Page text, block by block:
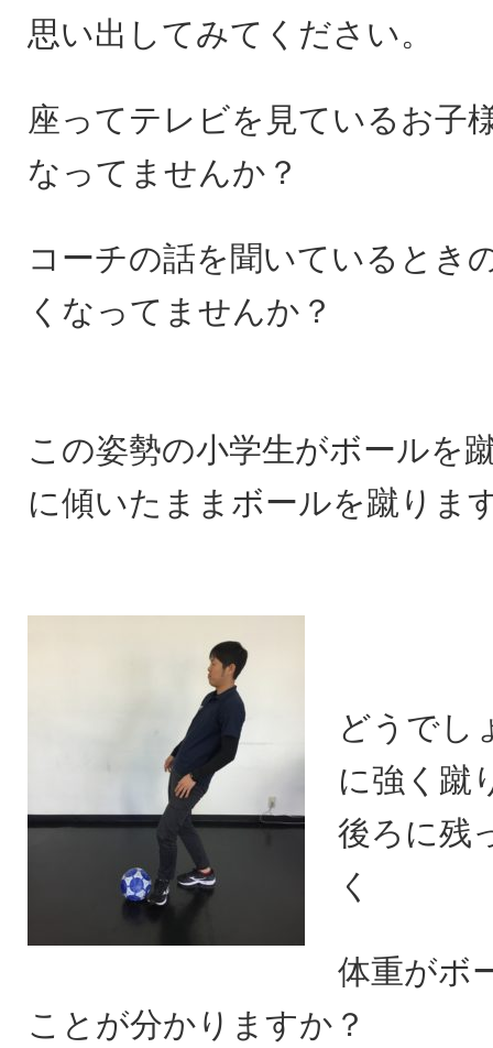
思い出してみてください。
座ってテレビを見ているお子
なってませんか？
コーチの話を聞いているとき
くなってませんか？
この姿勢の小学生がボールを
に傾いたままボールを蹴りま
どうでし
に強く蹴
後ろに残
く
体重がボ
ことが分かりますか？